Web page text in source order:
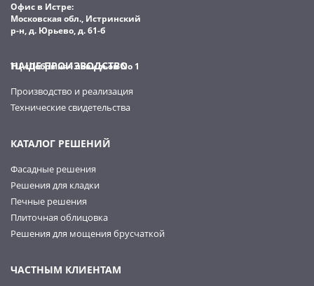
Офис в Истре:
Московская обл., Истринский
р-н, д. Юрьево, д. 61-б
ТЦ «Добрыня» павильон No 1
НАШЕ ПРОИЗВОДСТВО
Производство и реализация
Технические свидетельства
КАТАЛОГ РЕШЕНИЙ
Фасадные решения
Решения для кладки
Печные решения
Плиточная облицовка
Решения для мощения брусчаткой
ЧАСТНЫМ КЛИЕНТАМ